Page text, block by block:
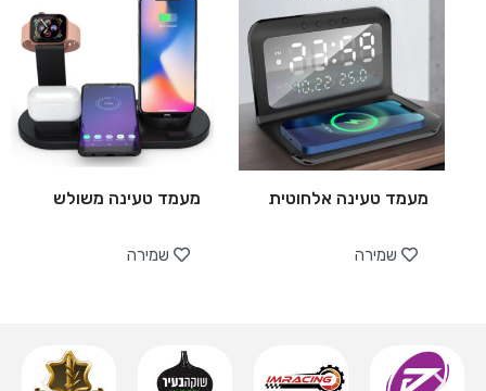
מעמד טעינה אלחוטית
שמירה
מעמד טעינה משולש
שמירה